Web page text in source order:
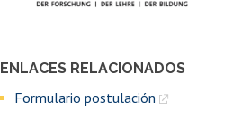
ENLACES RELACIONADOS
Formulario postulación